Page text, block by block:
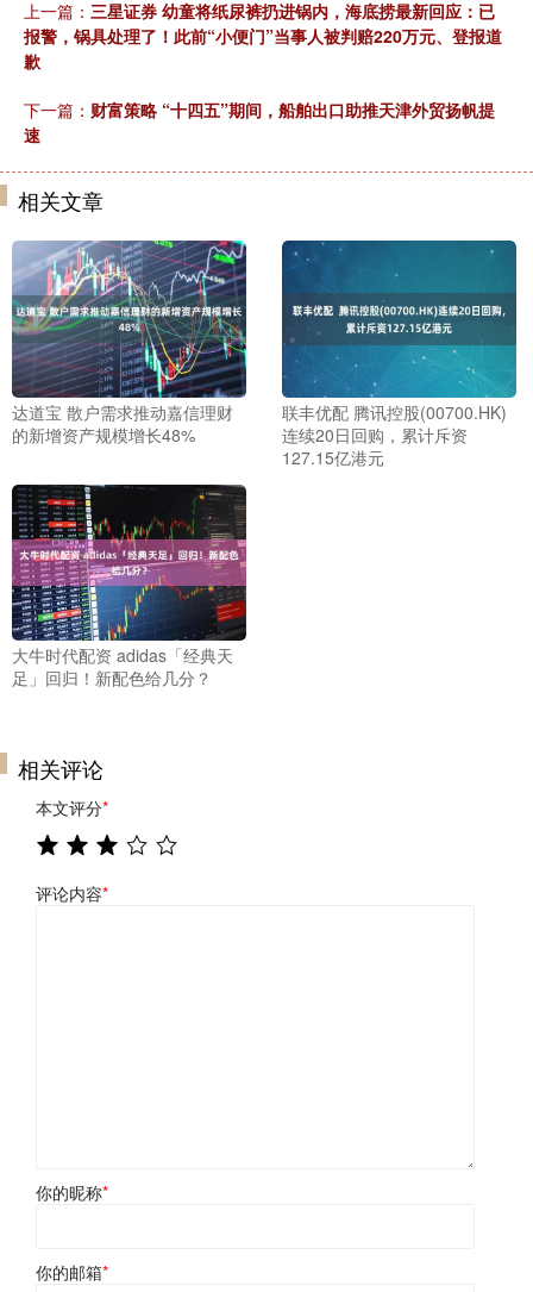
上一篇： 三星证券 幼童将纸尿裤扔进锅内，海底捞最新回应：已
报警，锅具处理了！此前“小便门”当事人被判赔220万元、登报道
歉
下一篇： 财富策略 “十四五”期间，船舶出口助推天津外贸扬帆提
速
相关文章
达道宝 散户需求推动嘉信理财
的新增资产规模增长48%
联丰优配 腾讯控股(00700.HK)
连续20日回购，累计斥资
127.15亿港元
大牛时代配资 adidas「经典天
足」回归！新配色给几分？
相关评论
本文评分*
评论内容*
你的昵称*
你的邮箱*